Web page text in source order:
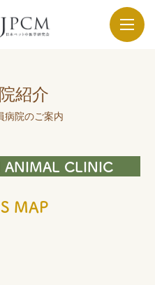
紹介
病院のご案内
ANIMAL CLINIC
MAP